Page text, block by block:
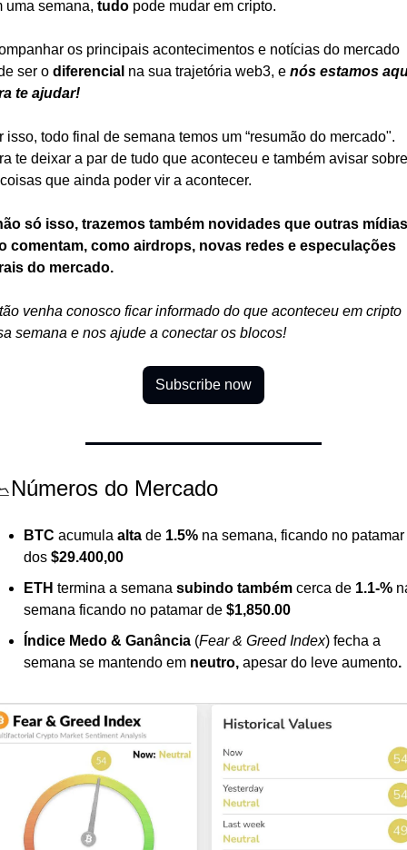
uma semana, tudo pode mudar em cripto.
os principais acontecimentos e notícias do mercado
ser o diferencial na sua trajetória web3, e nós estamos
te ajudar!
isso, todo final de semana temos um “resumão do mercado".
te deixar a par de tudo que aconteceu e também avisar sobre
que ainda poder vir a acontecer.
só isso, trazemos também novidades que outras mídias
comentam, como airdrops, novas redes e especulações
do mercado.
venha conosco ficar informado do que aconteceu em cripto
semana e nos ajude a conectar os blocos!
Subscribe now
do Mercado
BTC acumula alta de 1.5% na semana, ficando no patamar
dos $29.400,00
ETH termina a semana subindo também cerca de 1.1-%
semana ficando no patamar de $1,850.00
Índice Medo & Ganância (Fear & Greed Index) fecha a
semana se mantendo em neutro, apesar do leve aumento.